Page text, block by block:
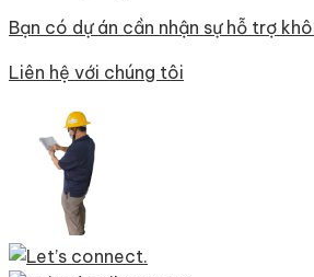
Bạn có dự án cần nhận sự hỗ trợ
Liên hệ với chúng tôi